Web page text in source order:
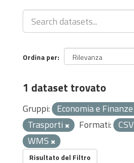
Ordina per
1 dataset trovato
Gruppi: Economia e Finanze
Trasporti
Formati: CSV
WMS
Risultato del Filtro